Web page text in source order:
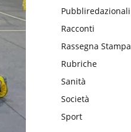
Pubbliredazionali
Racconti
Rassegna Stampa
Rubriche
Sanità
Società
Sport